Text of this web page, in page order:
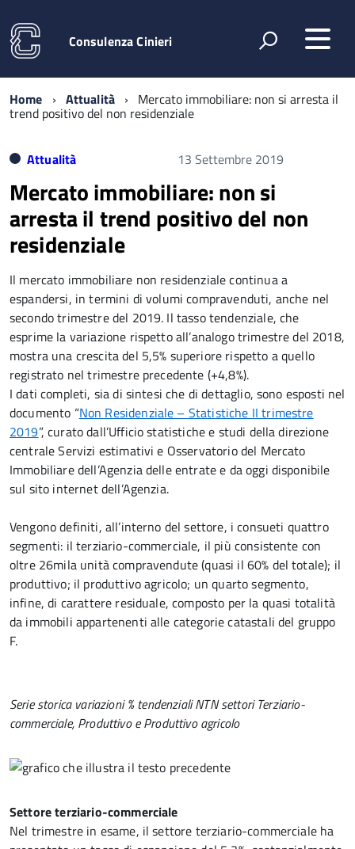
Consulenza Cinieri
Home Attualità Mercato immobiliare: non si arresta il
trend positivo del non residenziale
Attualità 13 Settembre 2019
Mercato immobiliare: non si
arresta il trend positivo del non
residenziale
Il mercato immobiliare non residenziale continua a
espandersi, in termini di volumi compravenduti, anche nel
secondo trimestre del 2019. Il tasso tendenziale, che
esprime la variazione rispetto all’analogo trimestre del 2018,
mostra una crescita del 5,5% superiore rispetto a quello
registrato nel trimestre precedente (+4,8%).
I dati completi, sia di sintesi che di dettaglio, sono esposti nel
documento “Non Residenziale – Statistiche II trimestre
2019”, curato dall’Ufficio statistiche e studi della direzione
centrale Servizi estimativi e Osservatorio del Mercato
Immobiliare dell’Agenzia delle entrate e da oggi disponibile
sul sito internet dell’Agenzia.
Vengono definiti, all’interno del settore, i consueti quattro
segmenti: il terziario-commerciale, il più consistente con
oltre 26mila unità compravendute (quasi il 60% del totale); il
produttivo; il produttivo agricolo; un quarto segmento,
infine, di carattere residuale, composto per la quasi totalità
da immobili appartenenti alle categorie catastali del gruppo
F.
Serie storica variazioni % tendenziali NTN settori Terziario-
commerciale, Produttivo e Produttivo agricolo
Settore terziario-commerciale
Nel trimestre in esame, il settore terziario-commerciale ha